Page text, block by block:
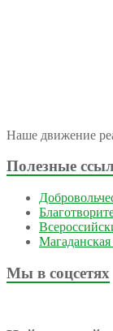
Наше движение
Полезные
Мы в соцсетях